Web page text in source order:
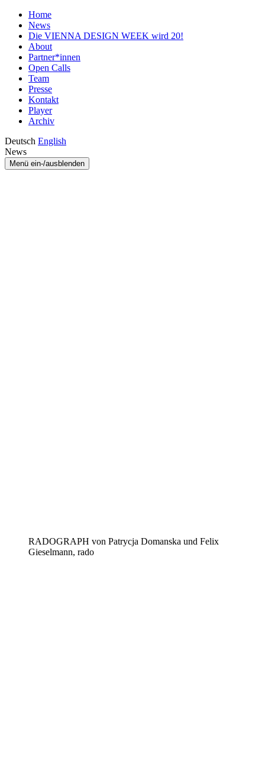
Home
News
Die VIENNA DESIGN WEEK wird 20!
About
Partner*innen
Open Calls
Team
Presse
Kontakt
Player
Archiv
Deutsch English
News
Menü ein-/ausblenden
RADOGRAPH von Patrycja Domanska und Felix
Gieselmann, rado